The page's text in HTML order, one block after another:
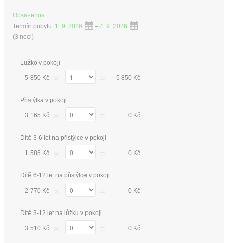
Obsazenost
Termín pobytu: 1. 9. 2026 – 4. 9. 2026
(3 noci)
Lůžko v pokoji
5 850 Kč 5 850 Kč
Přistýlka v pokoji
3 165 Kč 0 Kč
Dítě 3-6 let na přistýlce v pokoji
1 585 Kč 0 Kč
Dítě 6-12 let na přistýlce v pokoji
2 770 Kč 0 Kč
Dítě 3-12 let na lůžku v pokoji
3 510 Kč 0 Kč